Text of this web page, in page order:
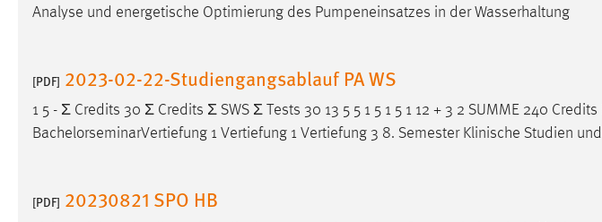
Analyse und energetische Optimierung des Pumpeneinsatzes in der Wasserhaltung
[PDF] 2023-02-22-Studiengangsablauf PA WS
1 5 - Ʃ Credits 30 Ʃ Credits Ʃ SWS Ʃ Tests 30 13 5 5 1 5 1 5 1 12 + 3 2 SUMME 240 Credits
BachelorseminarVertiefung 1 Vertiefung 1 Vertiefung 3 8. Semester Klinische Studien und
[PDF] 20230821 SPO HB
Zweck:
Dieser Cookie ist notwendig um sich an
STATISTIK
unsere Besucher unsere Website nutzen.